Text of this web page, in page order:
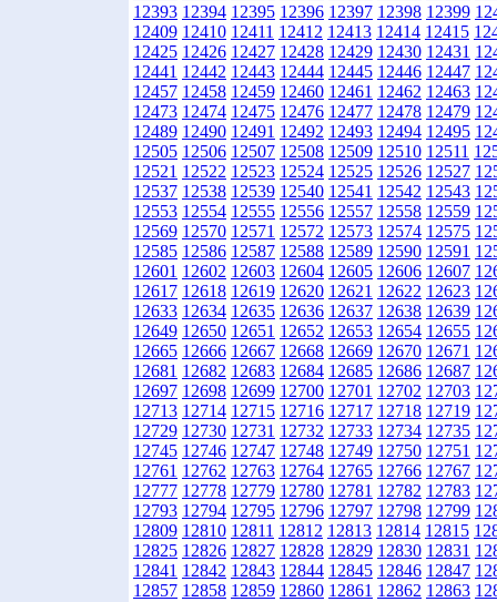
12393 12394 12395 12396 12397 12398 12399
12409 12410 12411 12412 12413 12414 12415
12425 12426 12427 12428 12429 12430 12431
12441 12442 12443 12444 12445 12446 12447
12457 12458 12459 12460 12461 12462 12463
12473 12474 12475 12476 12477 12478 12479
12489 12490 12491 12492 12493 12494 12495
12505 12506 12507 12508 12509 12510 12511
12521 12522 12523 12524 12525 12526 12527
12537 12538 12539 12540 12541 12542 12543
12553 12554 12555 12556 12557 12558 12559
12569 12570 12571 12572 12573 12574 12575
12585 12586 12587 12588 12589 12590 12591
12601 12602 12603 12604 12605 12606 12607
12617 12618 12619 12620 12621 12622 12623
12633 12634 12635 12636 12637 12638 12639
12649 12650 12651 12652 12653 12654 12655
12665 12666 12667 12668 12669 12670 12671
12681 12682 12683 12684 12685 12686 12687
12697 12698 12699 12700 12701 12702 12703
12713 12714 12715 12716 12717 12718 12719
12729 12730 12731 12732 12733 12734 12735
12745 12746 12747 12748 12749 12750 12751
12761 12762 12763 12764 12765 12766 12767
12777 12778 12779 12780 12781 12782 12783
12793 12794 12795 12796 12797 12798 12799
12809 12810 12811 12812 12813 12814 12815
12825 12826 12827 12828 12829 12830 12831
12841 12842 12843 12844 12845 12846 12847
12857 12858 12859 12860 12861 12862 12863